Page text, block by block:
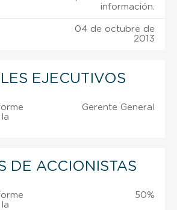
información.
04 de octubre de
2013
EJECUTIVOS
Gerente General
DE ACCIONISTAS
50%